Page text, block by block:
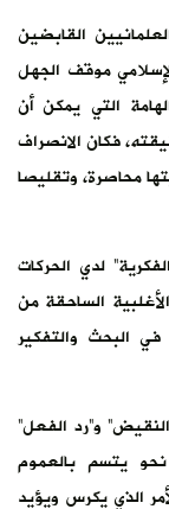
القابضين
موقف الجهل
التي يمكن أن
فكان الانصراف
محاصرة، وتقليصا
لدي الحركات
الساحقة من
في البحث والتفكير
و”رد الفعل”
نحو يتسم بالعموم
الذي يكرس ويؤيد